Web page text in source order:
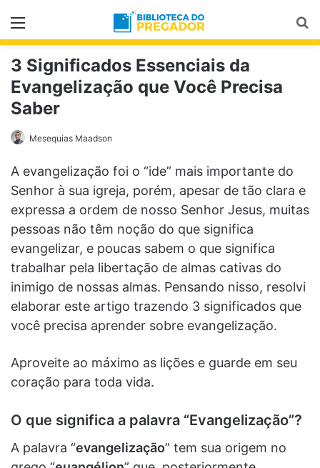
Menu
3 Significados Essenciais da
Evangelização que Você Precisa
Saber
Mesequias Maadson
A evangelização foi o “ide” mais importante do
Senhor à sua igreja, porém, apesar de tão clara e
expressa a ordem de nosso Senhor Jesus, muitas
pessoas não têm noção do que significa
evangelizar, e poucas sabem o que significa
trabalhar pela libertação de almas cativas do
inimigo de nossas almas. Pensando nisso, resolvi
elaborar este artigo trazendo 3 significados que
você precisa aprender sobre evangelização.
Aproveite ao máximo as lições e guarde em seu
coração para toda vida.
O que significa a palavra “Evangelização”?
A palavra “evangelização” tem sua origem no